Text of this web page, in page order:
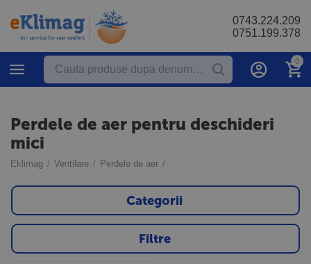
0743.224.209
0751.199.378
0
Perdele de aer pentru deschideri
mici
Eklimag / Ventilare / Perdele de aer /
Categorii
Filtre